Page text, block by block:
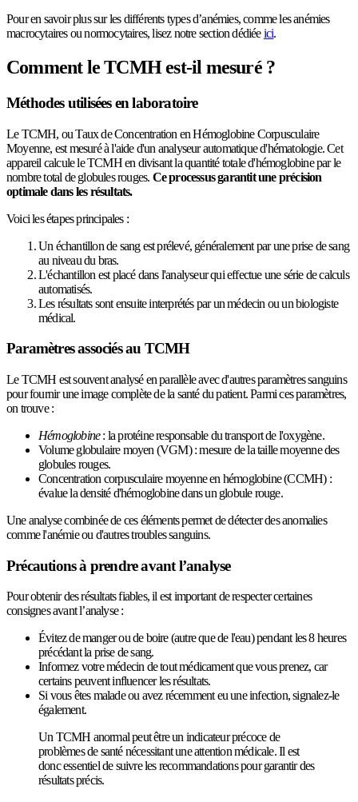
Pour en savoir plus sur les différents types d’anémies, comme les anémies
macrocytaires ou normocytaires, lisez notre section dédiéeici.
Comment le TCMH est-il mesuré ?
Méthodes utilisées en laboratoire
Le TCMH, ou Taux de Concentration en Hémoglobine Corpusculaire
Moyenne, est mesuré à l'aide d'un analyseur automatique d'hématologie. Cet
appareil calcule le TCMH en divisant la quantité totale d'hémoglobine par le
nombre total de globules rouges. Ce processus garantit une précision
optimale dans les résultats.
Voici les étapes principales :
Un échantillon de sang est prélevé, généralement par une prise de sang
au niveau du bras.
L'échantillon est placé dans l'analyseur qui effectue une série de calculs
automatisés.
Les résultats sont ensuite interprétés par un médecin ou un biologiste
médical.
Paramètres associés au TCMH
Le TCMH est souvent analysé en parallèle avec d'autres paramètres sanguins
pour fournir une image complète de la santé du patient. Parmi ces paramètres,
on trouve :
Hémoglobine: la protéine responsable du transport de l'oxygène.
Volume globulaire moyen (VGM) : mesure de la taille moyenne des
globules rouges.
Concentration corpusculaire moyenne en hémoglobine (CCMH) :
évalue la densité d'hémoglobine dans un globule rouge.
Une analyse combinée de ces éléments permet de détecter des anomalies
comme l'anémie ou d'autres troubles sanguins.
Précautions à prendre avant l’analyse
Pour obtenir des résultats fiables, il est important de respecter certaines
consignes avant l’analyse :
Évitez de manger ou de boire (autre que de l'eau) pendant les 8 heures
précédant la prise de sang.
Informez votre médecin de tout médicament que vous prenez, car
certains peuvent influencer les résultats.
Si vous êtes malade ou avez récemment eu une infection, signalez-le
également.
Un TCMH anormal peut être un indicateur précoce de
problèmes de santé nécessitant une attention médicale. Il est
donc essentiel de suivre les recommandations pour garantir des
résultats précis.